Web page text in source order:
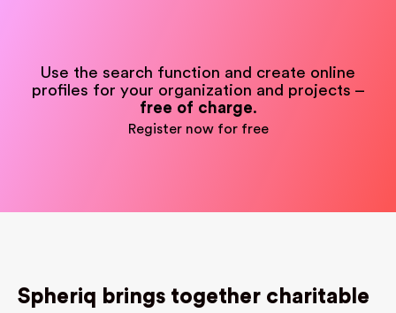
Use the search function and create online
profiles for your organization and projects –
free of charge.
Register now for free
Spheriq brings together charitable